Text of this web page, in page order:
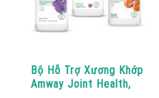
Bộ Hỗ Trợ Xương Khớp
Amway Joint Health,